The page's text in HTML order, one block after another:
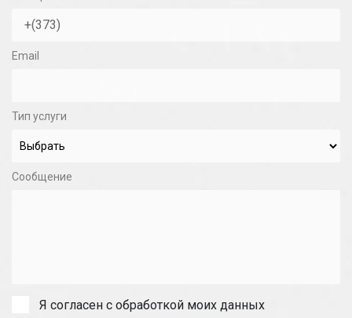
Email
Тип услуги
Сообщение
Я согласен с обработкой моих данных